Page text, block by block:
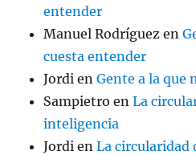
entender
Manuel Rodríguez en
cuesta entender
Jordi enGente a la que
Sampietro enLa
inteligencia
Jordi enLa circularidad